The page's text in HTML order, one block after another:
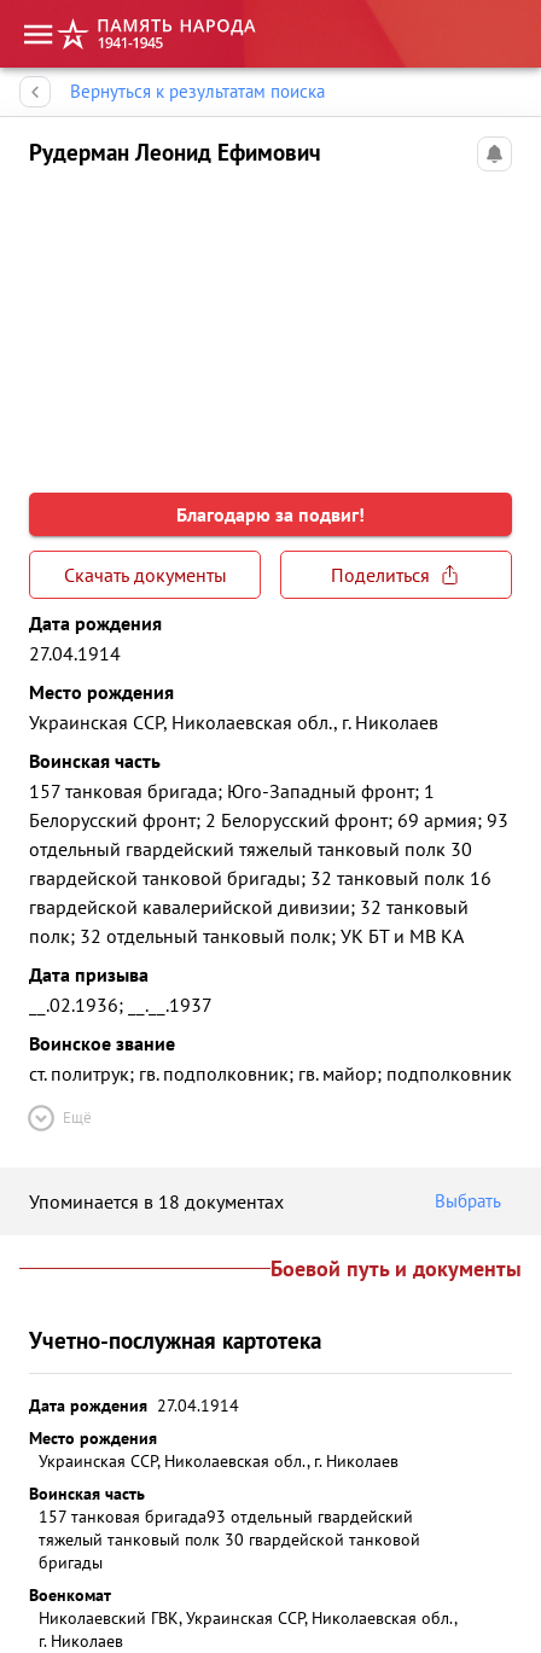
Вернуться к результатам поиска
Рудерман Леонид Ефимович
Благодарю за подвиг!
Скачать документы
Поделиться
Дата рождения
27.04.1914
Место рождения
Украинская ССР, Николаевская обл., г. Николаев
Воинская часть
157 танковая бригада; Юго-Западный фронт; 1
Белорусский фронт; 2 Белорусский фронт; 69 армия; 93
отдельный гвардейский тяжелый танковый полк 30
гвардейской танковой бригады; 32 танковый полк 16
гвардейской кавалерийской дивизии; 32 танковый
полк; 32 отдельный танковый полк; УК БТ и МВ КА
Дата призыва
__.02.1936; __.__.1937
Воинское звание
ст. политрук; гв. подполковник; гв. майор; подполковник
Ещё
Упоминается в 18 документах Выбрать
Боевой путь и документы
Учетно-послужная картотека
Дата рождения 27.04.1914
Место рождения
Украинская ССР, Николаевская обл., г. Николаев
Воинская часть
157 танковая бригада93 отдельный гвардейский
тяжелый танковый полк 30 гвардейской танковой
бригады
Военкомат
Николаевский ГВК, Украинская ССР, Николаевская обл.,
г. Николаев
Память народа